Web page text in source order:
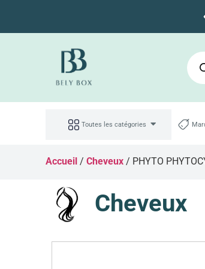
Toutes les catégories
Accueil /Cheveux / PHYTO
Cheveux